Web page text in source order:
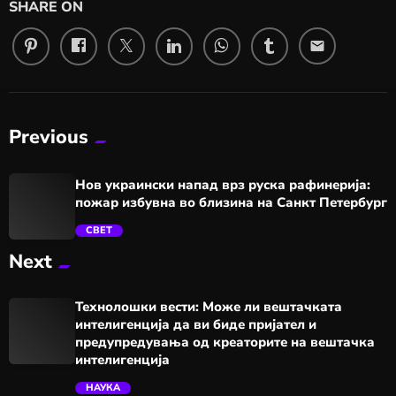
SHARE ON
email
Previous
Нов украински напад врз руска рафинерија:
пожар избувна во близина на Санкт Петербург
СВЕТ
Next
Технолошки вести: Може ли вештачката
интелигенција да ви биде пријател и
предупредувања од креаторите на вештачка
интелигенција
НАУКА